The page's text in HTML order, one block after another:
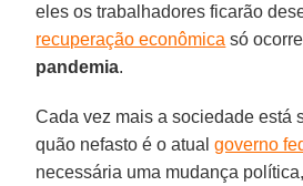
eles os trabalhadores ficarão
recuperação econômica só
pandemia.
Cada vez mais a sociedade está
quão nefasto é o atualgoverno
necessária uma mudança